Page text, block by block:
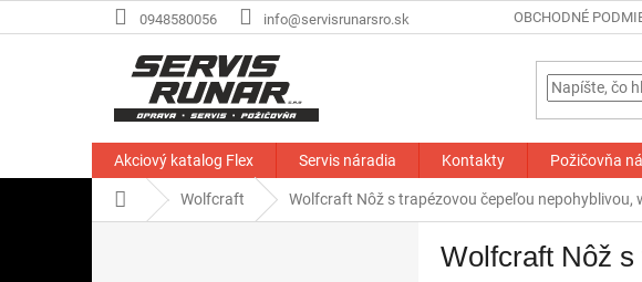
na
0948580056 info@servisrunarsro.sk OBCHODNÉ
Akciový katalog Flex Servis náradia Kontakty Požičovňa
DomovWolfcraft Wolfcraft Nôž s trapézovou čepeľou nepohyblivou,
Wolfcraft Nôž